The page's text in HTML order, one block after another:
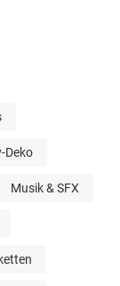
Deko
Musik & SFX